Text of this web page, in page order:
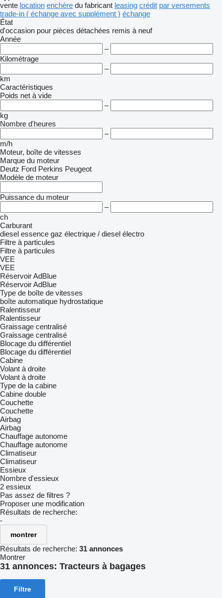
vente location enchère du fabricant leasing crédit par versements
trade-in ( échange avec supplément ) échange
État
d'occasion pour pièces détachées remis à neuf
Année
–
Kilométrage
–
km
Caractéristiques
Poids net à vide
–
kg
Nombre d'heures
–
m/h
Moteur, boîte de vitesses
Marque du moteur
Deutz Ford Perkins Peugeot
Modèle de moteur
Puissance du moteur
–
ch
Carburant
diesel essence gaz électrique / diesel électro
Filtre à particules
Filtre à particules
VEE
VEE
Réservoir AdBlue
Réservoir AdBlue
Type de boîte de vitesses
boîte automatique hydrostatique
Ralentisseur
Ralentisseur
Graissage centralisé
Graissage centralisé
Blocage du différentiel
Blocage du différentiel
Cabine
Volant à droite
Volant à droite
Type de la cabine
Cabine double
Couchette
Couchette
Airbag
Airbag
Chauffage autonome
Chauffage autonome
Climatiseur
Climatiseur
Essieux
Nombre d'essieux
2 essieux
Pas assez de filtres ?
Proposer une modification
Résultats de recherche:
-
montrer
Résultats de recherche: 31 annonces
Montrer
31 annonces: Tracteurs à bagages
Filtre